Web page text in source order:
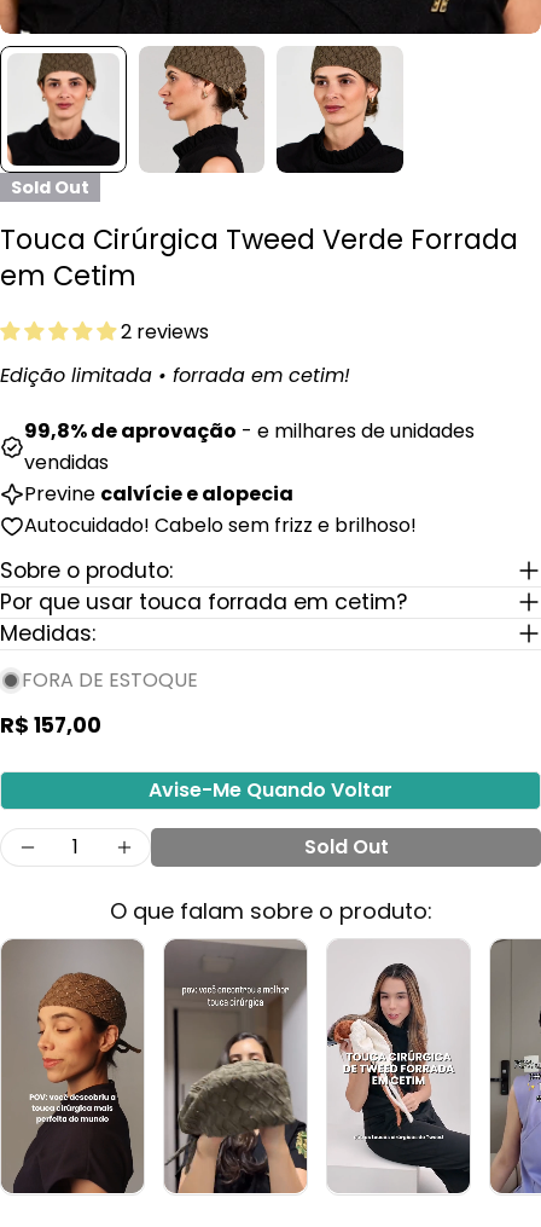
Sold Out
Touca Cirúrgica Tweed Verde Forrada
em Cetim
2 reviews
Edição limitada • forrada em cetim!
99,8% de aprovação - e milhares de unidades
vendidas
Previne calvície e alopecia
Autocuidado! Cabelo sem frizz e brilhoso!
Sobre o produto:
Por que usar touca forrada em cetim?
Medidas:
FORA DE ESTOQUE
Preço
R$ 157,00
Avise-Me Quando Voltar
Quantidade
Diminuir Quantidade Para Touca Cirúrgica
Aumentar A Quantidade Para
Sold Out
O que falam sobre o produto: